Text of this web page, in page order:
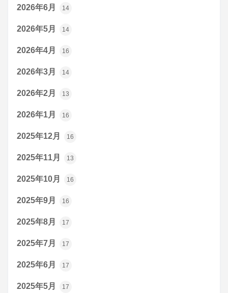
2026年6月 14
2026年5月 14
2026年4月 16
2026年3月 14
2026年2月 13
2026年1月 16
2025年12月 16
2025年11月 13
2025年10月 16
2025年9月 16
2025年8月 17
2025年7月 17
2025年6月 17
2025年5月 17